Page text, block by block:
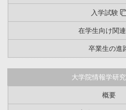
入学試験
在学生向け関
卒業生の進
大学院情報学研
概要